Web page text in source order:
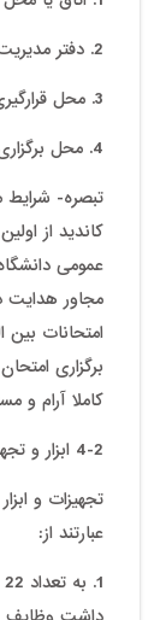
2. دفتر مدیریت امتحانات بین المللی
3. محل قرارگیری الماری های مورد نیاز کاندیدان
4. محل برگزاری امتحان
تبصره- شرایط
کاندید از
عمومی
مجاور هدایت
امتحانات بین
برگزاری
کاملا آرام و
4-2 ابزار و
تجهیزات و
عبارتند از: